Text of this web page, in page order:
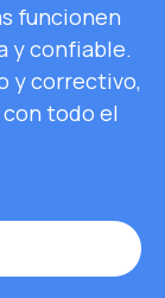
funcionen
y confiable.
y correctivo,
todo el